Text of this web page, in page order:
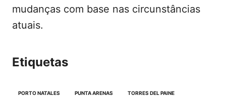
mudanças com base nas circunstâncias
atuais.
Etiquetas
PORTO NATALES PUNTA ARENAS TORRES DEL PAINE